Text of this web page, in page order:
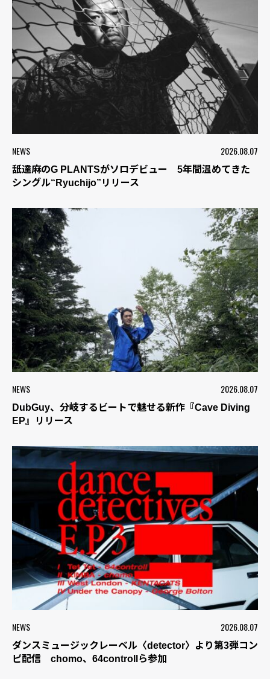
NEWS 2026.08.07
舐達麻のG PLANTSがソロデビュー 5年間温めてきた
シングル“Ryuchijo”リリース
NEWS 2026.08.07
DubGuy、分岐するビートで魅せる新作『Cave Diving
EP』リリース
NEWS 2026.08.07
ダンスミュージックレーベル〈detector〉より第3弾コン
ピ配信 chomo、64controllら参加